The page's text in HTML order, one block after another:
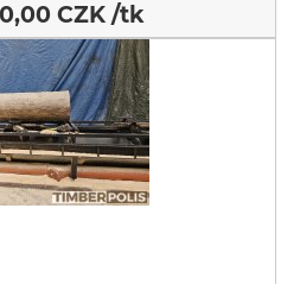
CZK /tk